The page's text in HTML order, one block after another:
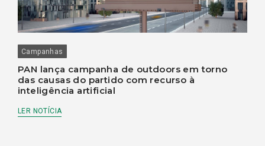
Campanhas
PAN lança campanha de outdoors em torno
das causas do partido com recurso à
inteligência artificial
LER NOTÍCIA